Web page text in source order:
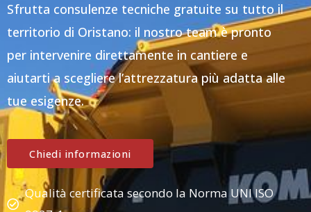
Sfrutta consulenze tecniche gratuite su tutto il
territorio di Oristano: il nostro team è pronto
per intervenire direttamente in cantiere e
aiutarti a scegliere l’attrezzatura più adatta alle
tue esigenze.
Chiedi informazioni
Qualità certificata secondo la Norma UNI ISO